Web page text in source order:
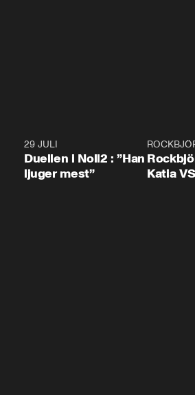
29 JULI
Duellen i Noll2 : ”Han
ljuger mest”
Katia